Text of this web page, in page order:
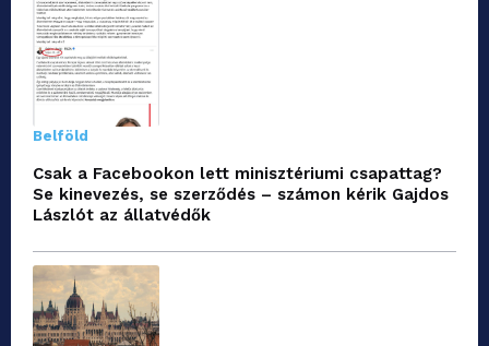
Belföld
Csak a Facebookon lett minisztériumi csapattag?
Se kinevezés, se szerződés – számon kérik Gajdos
Lászlót az állatvédők